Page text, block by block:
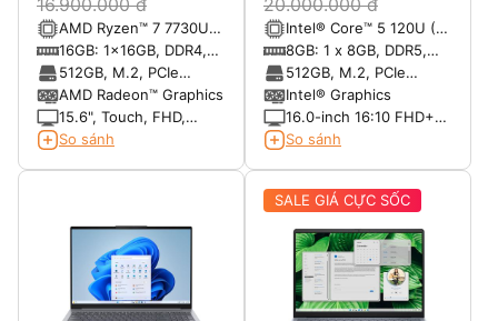
AMD Ryzen™ 7 7730U
8-core with Radeon™
Graphics
16GB: 1x16GB, DDR4,
3200 MT/s
512GB, M.2, PCIe
NVMe, SSD
AMD Radeon™ Graphics
15.6", Touch, FHD,
60Hz, WVA, IPS, Anti-
So sánh
Intel® Core™ 5 120U (10
cores, up to 5.0 GHz)
8GB: 1 x 8GB, DDR5,
5200 MT/s
512GB, M.2, PCIe
NVMe, SSD
Intel® Graphics
16.0-inch 16:10 FHD+
(1920x1200) Touch
ComfortView
So sánh
SALE GIÁ CỰC SỐC